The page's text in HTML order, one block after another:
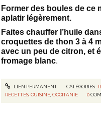
Former des boules de ce
aplatir légèrement.
Faites chauffer l’huile
croquettes de thon 3 à 4
avec un peu de citron, et
fromage blanc.
LIEN PERMANENT CATÉGORIES :
RECETTES ,CUISINE ,OCCITANIE 0